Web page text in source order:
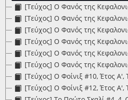
[Τεύχος] Ο Φανός της
[Τεύχος] Ο Φανός της
[Τεύχος] Ο Φανός της
[Τεύχος] Ο Φανός της
[Τεύχος] Ο Φανός της
[Τεύχος] Ο Φανός της
[Τεύχος] Ο Φοίνιξ #10, Έτος Α',
[Τεύχος] Ο Φοίνιξ #12, Έτος